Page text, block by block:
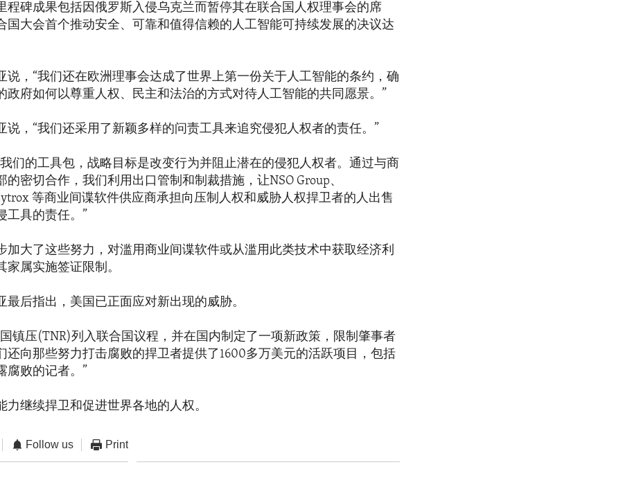
程碑成果包括因俄罗斯入侵乌克兰而暂停其在联合国人权理事会的席
国大会首个推动安全、可靠和值得信赖的人工智能可持续发展的决议达
说，“我们还在欧洲理事会达成了世界上第一份关于人工智能的条约，确
政府如何以尊重人权、民主和法治的方式对待人工智能的共同愿景。”
说，“我们还采用了新颖多样的问责工具来追究侵犯人权者的责任。”
们的工具包，战略目标是改变行为并阻止潜在的侵犯人权者。通过与商
的密切合作，我们利用出口管制和制裁措施，让NSO Group、
等商业间谍软件供应商承担向压制人权和威胁人权捍卫者的人出售
工具的责任。”
加大了这些努力，对滥用商业间谍软件或从滥用此类技术中获取经济利
家属实施签证限制。
最后指出，美国已正面应对新出现的威胁。
镇压(TNR)列入联合国议程，并在国内制定了一项新政策，限制肇事者
还向那些努力打击腐败的捍卫者提供了1600多万美元的活跃项目，包括
腐败的记者。”
力继续捍卫和促进世界各地的人权。
Follow us Print